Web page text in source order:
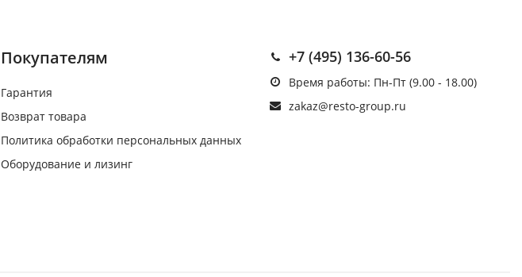
Покупателям
Гарантия
Возврат товара
Политика обработки персональных данных
Оборудование и лизинг
+7 (495) 136-60-56
Время работы: Пн-Пт (9.00 - 18.00)
zakaz@resto-group.ru